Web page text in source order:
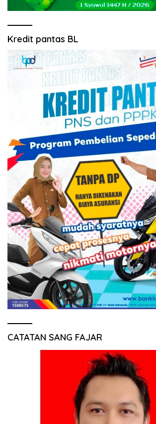
Kredit pantas BL
CATATAN SANG FAJAR